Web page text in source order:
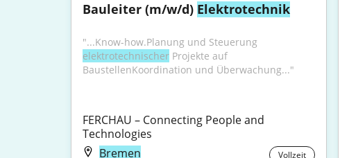
Bauleiter (m/w/d) Elektrotechnik
elektrotechnischer Projekte auf
BaustellenKoordination und Überwachung..."
FERCHAU – Connecting People and
Technologies
Bremen
Vollzeit